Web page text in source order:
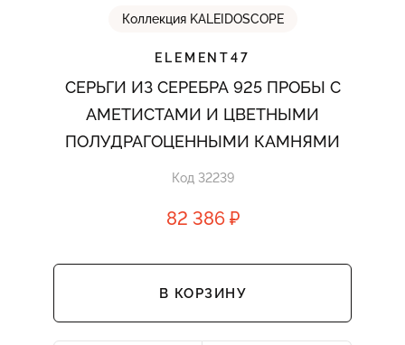
Коллекция KALEIDOSCOPE
ELEMENT47
СЕРЬГИ ИЗ СЕРЕБРА 925 ПРОБЫ С
АМЕТИСТАМИ И ЦВЕТНЫМИ
ПОЛУДРАГОЦЕННЫМИ КАМНЯМИ
Код 32239
82 386 ₽
В КОРЗИНУ